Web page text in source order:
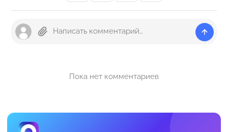
Пока нет комментариев